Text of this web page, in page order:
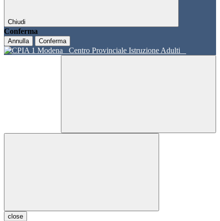
Chiudi
Conferma
Annulla Conferma
Centro Provinciale Istruzione Adulti
close